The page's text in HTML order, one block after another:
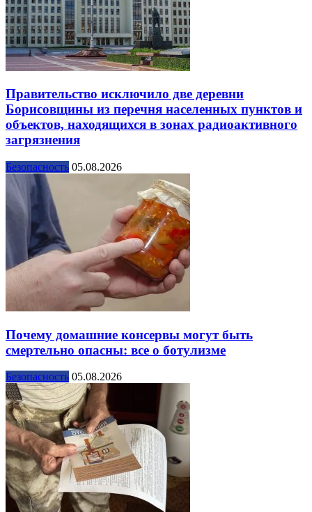
Правительство исключило две деревни
Борисовщины из перечня населенных пунктов и
объектов, находящихся в зонах радиоактивного
загрязнения
Безопасность 05.08.2026
Почему домашние консервы могут быть
смертельно опасны: все о ботулизме
Безопасность 05.08.2026